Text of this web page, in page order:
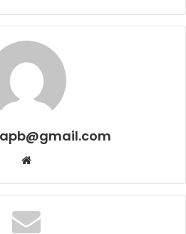
Website